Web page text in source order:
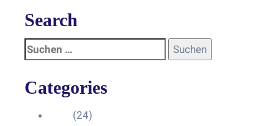
Search
Categories
(24)